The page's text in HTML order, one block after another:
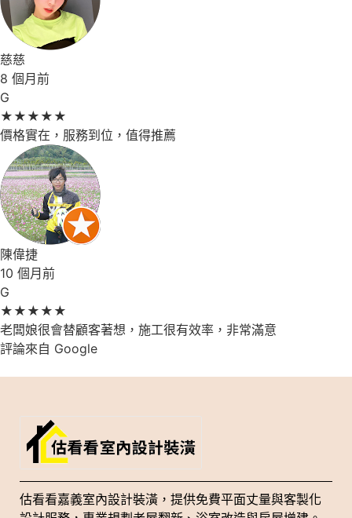
慈慈
8 個月前
G
★ ★ ★ ★ ★
價格實在，服務到位，值得推薦
陳偉捷
10 個月前
G
★ ★ ★ ★ ★
老闆娘很會替顧客著想，施工很有效率，非常滿意
評論來自 Google
估看看嘉義室內設計裝潢，提供免費平面丈量與客製化